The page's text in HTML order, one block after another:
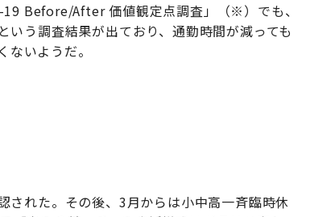
Before/After 価値観定点調査」（※）でも、
う調査結果が出ており、通勤時間が減っても
いようだ。
れた。その後、3月からは小中高一斉臨時休